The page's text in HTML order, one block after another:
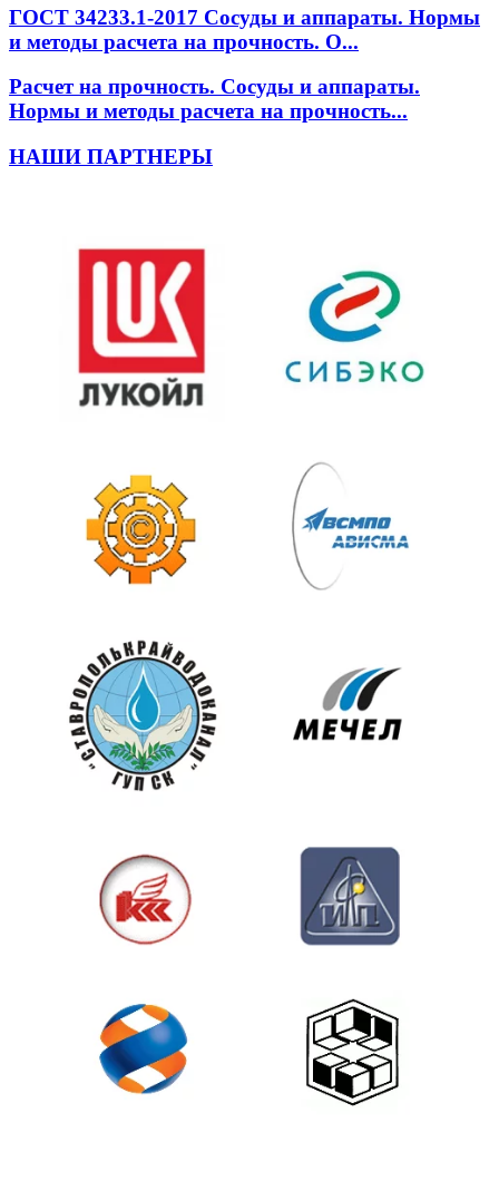
ГОСТ 34233.1-2017 Сосуды и аппараты. Нормы
и методы расчета на прочность. О...
Расчет на прочность. Сосуды и аппараты.
Нормы и методы расчета на прочность...
НАШИ ПАРТНЕРЫ